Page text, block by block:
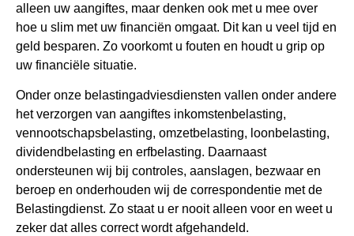
alleen uw aangiftes, maar denken ook met u mee over
hoe u slim met uw financiën omgaat. Dit kan u veel tijd en
geld besparen. Zo voorkomt u fouten en houdt u grip op
uw financiële situatie.
Onder onze belastingadviesdiensten vallen onder andere
het verzorgen van aangiftes inkomstenbelasting,
vennootschapsbelasting, omzetbelasting, loonbelasting,
dividendbelasting en erfbelasting. Daarnaast
ondersteunen wij bij controles, aanslagen, bezwaar en
beroep en onderhouden wij de correspondentie met de
Belastingdienst. Zo staat u er nooit alleen voor en weet u
zeker dat alles correct wordt afgehandeld.